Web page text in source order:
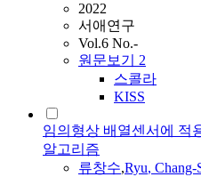
2022
서애연구
Vol.6 No.-
원문보기 2
스콜라
KISS
임의형상 배열센서에 적
알고리즘
류창수,Ryu, Chang-